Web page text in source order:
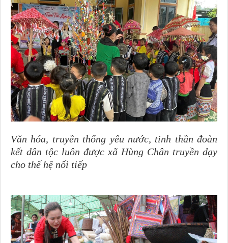
Văn hóa, truyền thống yêu nước, tinh thần đoàn
kết dân tộc luôn được xã Hùng Chân truyền dạy
cho thế hệ nối tiếp